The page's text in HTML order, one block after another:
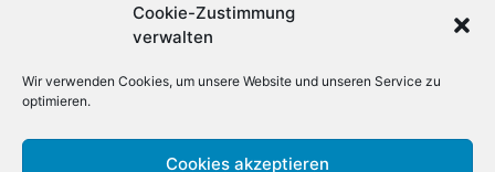
Cookie-Zustimmung
verwalten
Wir verwenden Cookies, um unsere Website und unseren Service zu
optimieren.
Cookies akzeptieren
Geschäftsbedingungen
Retouren